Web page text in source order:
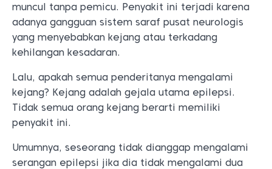
muncul tanpa pemicu. Penyakit ini terjadi karena
adanya gangguan sistem saraf pusat neurologis
yang menyebabkan kejang atau terkadang
kehilangan kesadaran.
Lalu, apakah semua penderitanya mengalami
kejang? Kejang adalah gejala utama epilepsi.
Tidak semua orang kejang berarti memiliki
penyakit ini.
Umumnya, seseorang tidak dianggap mengalami
serangan epilepsi jika dia tidak mengalami dua